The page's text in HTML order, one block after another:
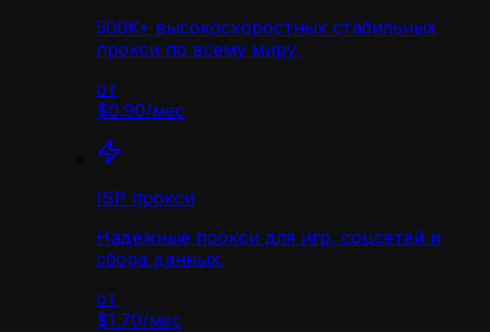
500K+ высокоскоростных стабильных
прокси по всему миру.
от
$0.90/мес
ISP прокси
Надёжные прокси для игр, соцсетей и
сбора данных.
от
$1.70/мес